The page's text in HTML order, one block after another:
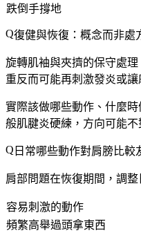
跌倒手撐地
復健與恢復：概念而非處
旋轉肌袖與夾擠的保守處
重反而可能再刺激發炎或讓
實際該做哪些動作、什麼
般肌腱炎硬練，方向可能不
日常哪些動作對肩膀比較
肩部問題在恢復期間，調
容易刺激的動作
頻繁高舉過頭拿東西